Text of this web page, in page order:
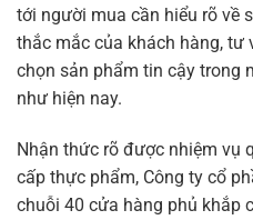
tới người mua cần hiểu rõ về
thắc mắc của khách hàng, tư
chọn sản phẩm tin cậy trong
như hiện nay.
Nhận thức rõ được nhiệm vụ
cấp thực phẩm, Công ty cổ
chuỗi 40 cửa hàng phủ khắp